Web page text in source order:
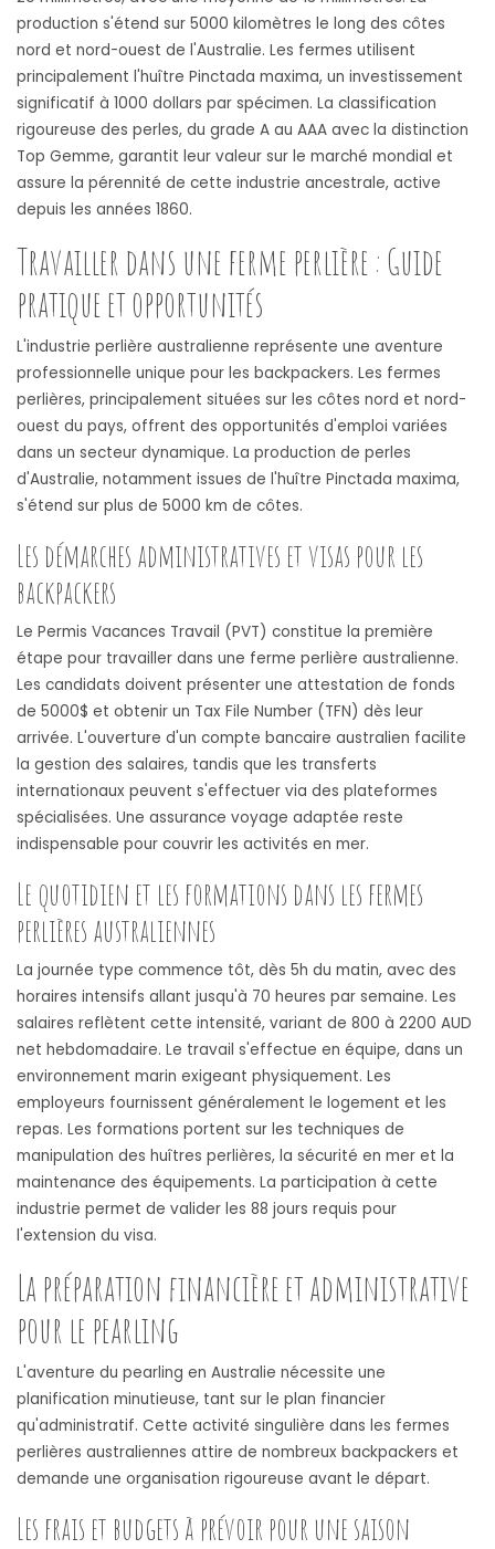
production s'étend sur 5000 kilomètres le long des côtes
nord et nord-ouest de l'Australie. Les fermes utilisent
principalement l'huître Pinctada maxima, un investissement
significatif à 1000 dollars par spécimen. La classification
rigoureuse des perles, du grade A au AAA avec la distinction
Top Gemme, garantit leur valeur sur le marché mondial et
assure la pérennité de cette industrie ancestrale, active
depuis les années 1860.
Travailler dans une ferme perlière : Guide
pratique et opportunités
L'industrie perlière australienne représente une aventure
professionnelle unique pour les backpackers. Les fermes
perlières, principalement situées sur les côtes nord et nord-
ouest du pays, offrent des opportunités d'emploi variées
dans un secteur dynamique. La production de perles
d'Australie, notamment issues de l'huître Pinctada maxima,
s'étend sur plus de 5000 km de côtes.
Les démarches administratives et visas pour les
backpackers
Le Permis Vacances Travail (PVT) constitue la première
étape pour travailler dans une ferme perlière australienne.
Les candidats doivent présenter une attestation de fonds
de 5000$ et obtenir un Tax File Number (TFN) dès leur
arrivée. L'ouverture d'un compte bancaire australien facilite
la gestion des salaires, tandis que les transferts
internationaux peuvent s'effectuer via des plateformes
spécialisées. Une assurance voyage adaptée reste
indispensable pour couvrir les activités en mer.
Le quotidien et les formations dans les fermes
perlières australiennes
La journée type commence tôt, dès 5h du matin, avec des
horaires intensifs allant jusqu'à 70 heures par semaine. Les
salaires reflètent cette intensité, variant de 800 à 2200 AUD
net hebdomadaire. Le travail s'effectue en équipe, dans un
environnement marin exigeant physiquement. Les
employeurs fournissent généralement le logement et les
repas. Les formations portent sur les techniques de
manipulation des huîtres perlières, la sécurité en mer et la
maintenance des équipements. La participation à cette
industrie permet de valider les 88 jours requis pour
l'extension du visa.
La préparation financière et administrative
pour le pearling
L'aventure du pearling en Australie nécessite une
planification minutieuse, tant sur le plan financier
qu'administratif. Cette activité singulière dans les fermes
perlières australiennes attire de nombreux backpackers et
demande une organisation rigoureuse avant le départ.
Les frais et budgets à prévoir pour une saison